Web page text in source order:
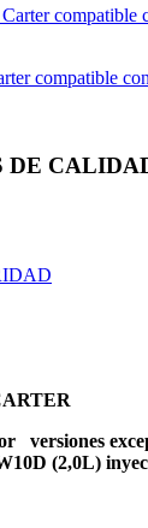
compatible
DE
versiones
(2,0L)